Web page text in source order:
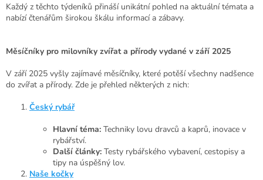
Každý z těchto týdeníků přináší unikátní pohled na aktuální témata a
nabízí čtenářům širokou škálu informací a zábavy.
Měsíčníky pro milovníky zvířat a přírody vydané v září 2025
V září 2025 vyšly zajímavé měsíčníky, které potěší všechny nadšence
do zvířat a přírody. Zde je přehled některých z nich:
Český rybář
Hlavní téma: Techniky lovu dravců a kaprů, inovace v
rybářství.
Další články: Testy rybářského vybavení, cestopisy a
tipy na úspěšný lov.
Naše kočky